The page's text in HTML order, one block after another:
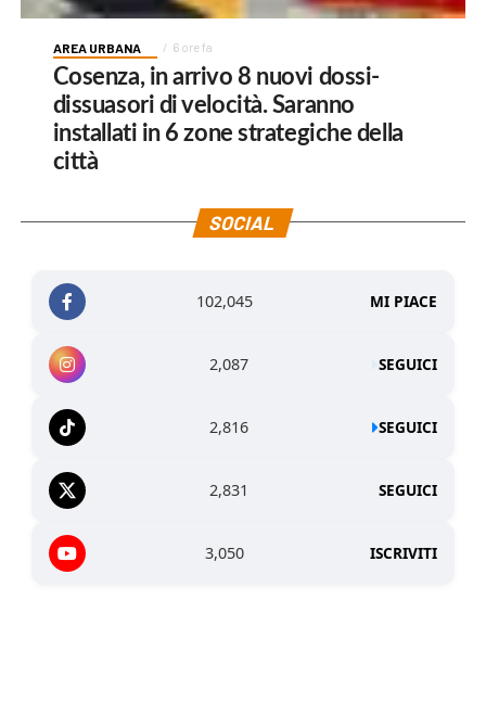
AREA URBANA 6 ore fa
Cosenza, in arrivo 8 nuovi dossi-
dissuasori di velocità. Saranno
installati in 6 zone strategiche della
città
SOCIAL
102,045 MI PIACE
2,087 SEGUICI
2,816 SEGUICI
2,831 SEGUICI
3,050 ISCRIVITI